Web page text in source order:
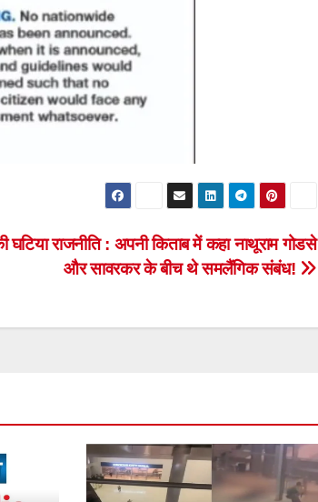
घटिया राजनीति : अपनी किताब में कहा नाथूराम गोडसे
और सावरकर के बीच थे समलैंगिक संबंध!